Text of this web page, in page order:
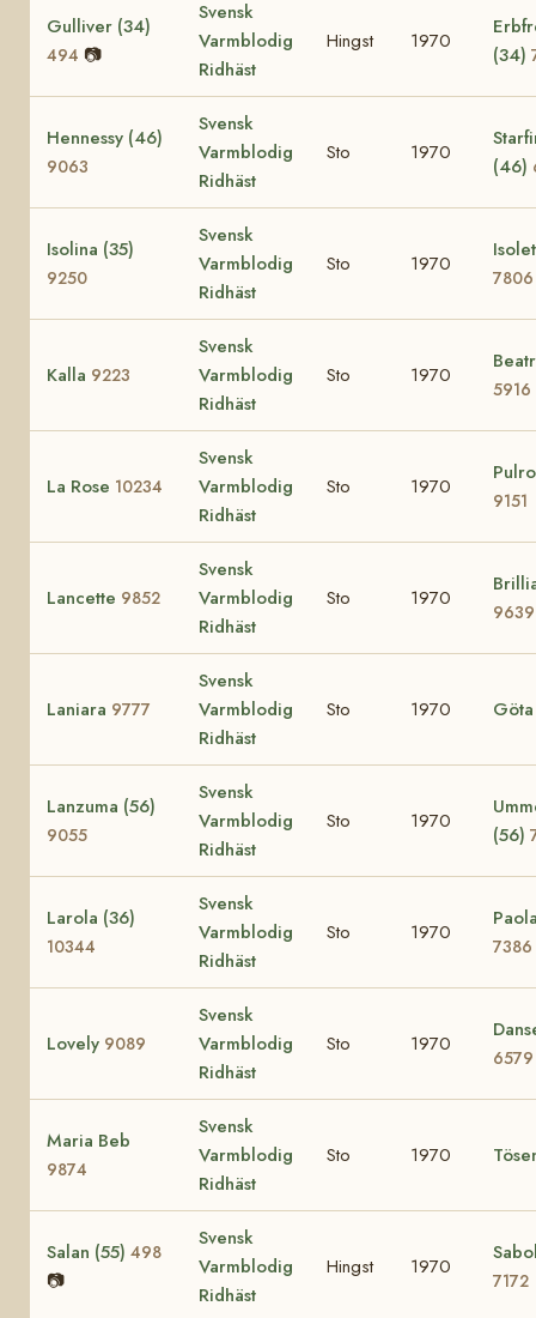
Gulliver (34)
494 📷
Svensk
Varmblodig
Ridhäst
Hingst 1970
(34)
Hennessy (46)
9063
Svensk
Varmblodig
Ridhäst
Sto 1970
(46)
Isolina (35)
9250
Svensk
Varmblodig
Ridhäst
Sto 1970
7806
Kalla 9223
Svensk
Varmblodig
Ridhäst
Sto 1970
5916
La Rose 10234
Svensk
Varmblodig
Ridhäst
Sto 1970
9151
Lancette 9852
Svensk
Varmblodig
Ridhäst
Sto 1970
9639
Laniara 9777
Svensk
Varmblodig
Ridhäst
Sto 1970
Lanzuma (56)
9055
Svensk
Varmblodig
Ridhäst
Sto 1970
(56)
Larola (36)
10344
Svensk
Varmblodig
Ridhäst
Sto 1970
7386
Lovely 9089
Svensk
Varmblodig
Ridhäst
Sto 1970
6579
Maria Beb
9874
Svensk
Varmblodig
Ridhäst
Sto 1970
Salan (55) 498
📷
Svensk
Varmblodig
Ridhäst
Hingst 1970
7172